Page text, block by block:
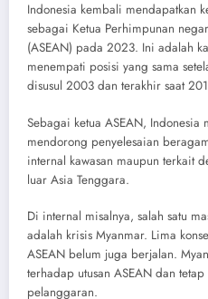
Indonesia kembali mendapatkan
sebagai Ketua Perhimpunan
(ASEAN) pada 2023. Ini adalah
menempati posisi yang sama
disusul 2003 dan terakhir saat
Sebagai ketua ASEAN,
mendorong penyelesaian
internal kawasan maupun terkait
luar Asia Tenggara.
Di internal misalnya, salah satu
adalah krisis Myanmar. Lima
ASEAN belum juga berjalan.
terhadap utusan ASEAN dan
pelanggaran.